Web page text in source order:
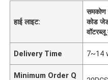
हाई लाइट:
समकोण
कोड
Delivery Time 7~14
Minimum Order Q